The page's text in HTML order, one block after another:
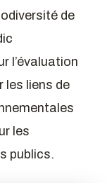
de
l’évaluation
les liens de
les
publics.